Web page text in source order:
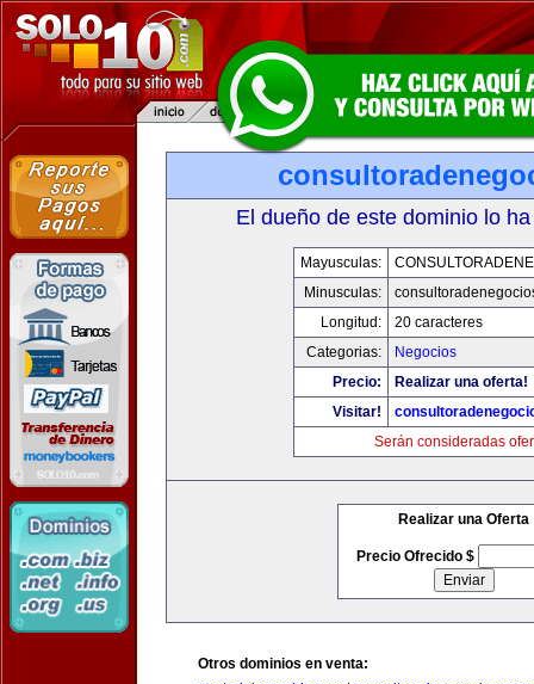
El dueño de este dominio lo
Mayusculas:
Minusculas:
Longitud:
20 caracteres
Categorias:
Negocios
Precio:
Realizar una oferta!
Visitar!
Serán consideradas
Realizar una Oferta
Precio Ofrecido $
Otros dominios en venta: